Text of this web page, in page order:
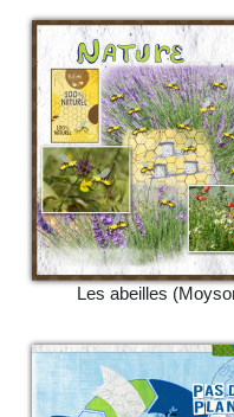
Les abeilles